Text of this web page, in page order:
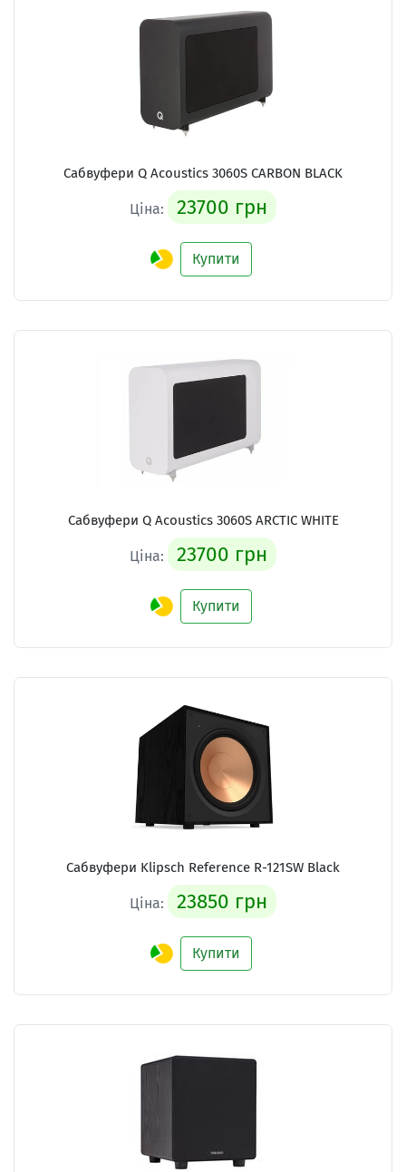
Сабвуфери Q Acoustics 3060S CARBON BLACK
Ціна: 23700 грн
Купити
Сабвуфери Q Acoustics 3060S ARCTIC WHITE
Ціна: 23700 грн
Купити
Сабвуфери Klipsch Reference R-121SW Black
Ціна: 23850 грн
Купити